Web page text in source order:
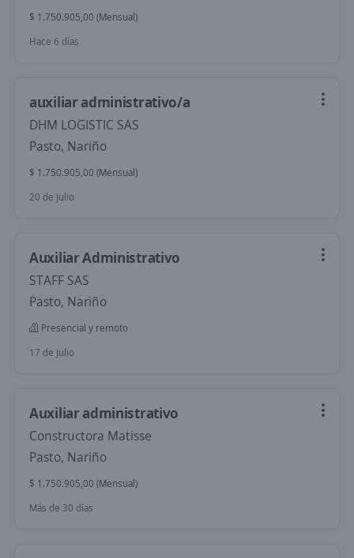
$ 1.750.905,00 (Mensual)
Hace 6 días
auxiliar administrativo/a
DHM LOGISTIC SAS
Pasto, Nariño
$ 1.750.905,00 (Mensual)
20 de julio
Auxiliar Administrativo
STAFF SAS
Pasto, Nariño
Presencial y remoto
17 de julio
Auxiliar administrativo
Constructora Matisse
Pasto, Nariño
$ 1.750.905,00 (Mensual)
Más de 30 días